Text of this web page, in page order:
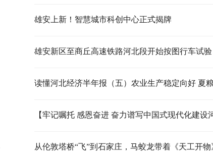
雄安上新！智慧城市科创中心正式揭牌
雄安新区至商丘高速铁路河北段开始按图行车试验
从伦敦塔桥“飞”到石家庄，马蛟龙带着《天工开